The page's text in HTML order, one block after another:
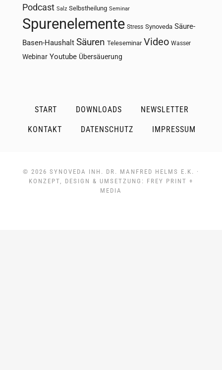
Podcast Salz Selbstheilung Seminar
Spurenelemente Stress Synoveda Säure-
Basen-Haushalt Säuren Teleseminar Video Wasser
Webinar Youtube Übersäuerung
START DOWNLOADS NEWSLETTER
KONTAKT DATENSCHUTZ IMPRESSUM
© 2026 SYNOVEDA INH. DR. MANFRED HELMS E.K. ·
KONZEPT, DESIGN & UMSETZUNG: FREY PRINT +
MEDIA